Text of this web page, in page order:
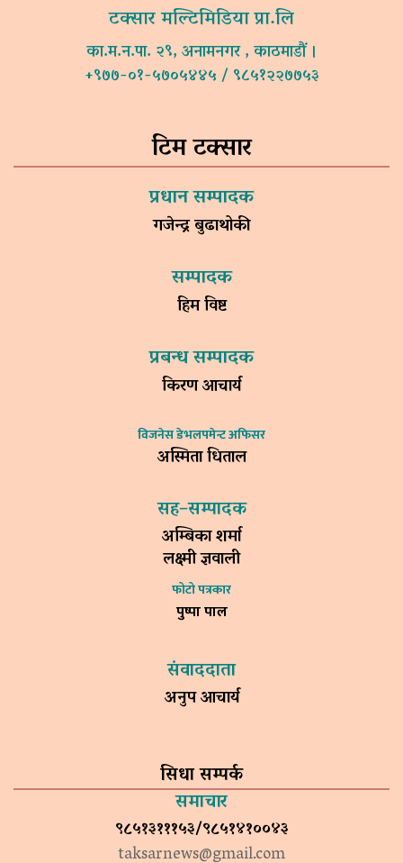
टक्सार मल्टिमिडिया प्रा.लि
का.म.न.पा. २९, अनामनगर , काठमाडौं ।
+९७७-०१-५७०५४४५ / ९८५१२२७७५३
टिम टक्सार
प्रधान सम्पादक
गजेन्द्र बुढाथोकी
सम्पादक
हिम विष्ट
प्रबन्ध सम्पादक
किरण आचार्य
विजनेस डेभलपमेन्ट अफिसर
अस्मिता धिताल
सह–सम्पादक
अम्बिका शर्मा
लक्ष्मी ज्ञवाली
फोटो पत्रकार
पुष्पा पाल
संवाददाता
अनुप आचार्य
सिधा सम्पर्क
समाचार
९८५१३१११५३/९८५१४१००४३
taksarnews@gmail.com